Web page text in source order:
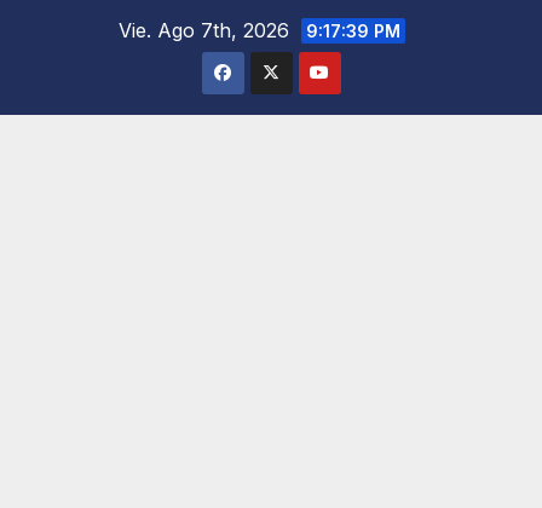
Vie. Ago 7th, 2026 9:17:40 PM